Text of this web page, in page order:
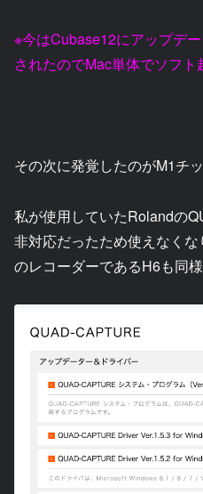
※今はCubase12にアップデ
されたのでMac単体でソフト
その次に発覚したのがM1チ
私が使用していたRolandの
非対応だったため使えなく
のレコーダーであるH6も同様